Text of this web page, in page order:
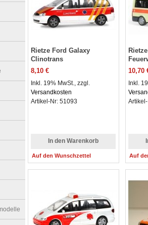
Rietze Ford Galaxy
Clinotrans
8,10 €
Inkl. 19% MwSt., zzgl.
Versandkosten
Artikel-Nr: 51093
In den Warenkorb
Auf den Wunschzettel
10,70
Inkl.
Auf